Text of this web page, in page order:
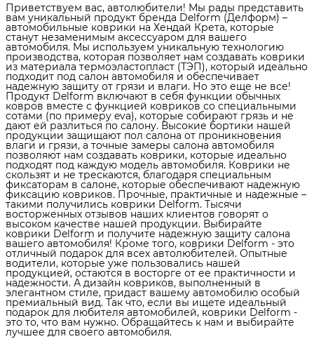
Приветствуем вас, автолюбители! Мы рады представить
вам уникальный продукт бренда Delform (Делформ) –
автомобильные коврики на Хендай Крета, которые
станут незаменимым аксессуаром для вашего
автомобиля. Мы используем уникальную технологию
производства, которая позволяет нам создавать коврики
из материала термоэластопласт (ТЭП), который идеально
подходит под салон автомобиля и обеспечивает
надежную защиту от грязи и влаги. Но это еще не все!
Продукт Delform включают в себя функции обычных
ковров вместе с функцией ковриков со специальными
сотами (по примеру eva), которые собирают грязь и не
дают ей разлиться по салону. Высокие бортики нашей
продукции защищают пол салона от проникновения
влаги и грязи, а точные замеры салона автомобиля
позволяют нам создавать коврики, которые идеально
подходят под каждую модель автомобиля. Коврики не
скользят и не трескаются, благодаря специальным
фиксаторам в салоне, которые обеспечивают надежную
фиксацию ковриков. Прочные, практичные и надежные –
такими получились коврики Delform. Тысячи
восторженных отзывов наших клиентов говорят о
высоком качестве нашей продукции. Выбирайте
коврики Delform и получите надежную защиту салона
вашего автомобиля! Кроме того, коврики Delform - это
отличный подарок для всех автолюбителей. Опытные
водители, которые уже пользовались нашей
продукцией, остаются в восторге от ее практичности и
надежности. А дизайн ковриков, выполненный в
элегантном стиле, придаст вашему автомобилю особый
премиальный вид. Так что, если вы ищете идеальный
подарок для любителя автомобилей, коврики Delform -
это то, что вам нужно. Обращайтесь к нам и выбирайте
лучшее для своего автомобиля.